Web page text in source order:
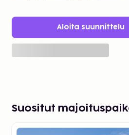
Aloita suunnittelu
Suositut